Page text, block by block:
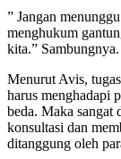
” Jangan
menghukum
kita.” Sambungnya.
Menurut Avis,
harus menghadapi
beda. Maka sangat
konsultasi dan
ditanggung oleh